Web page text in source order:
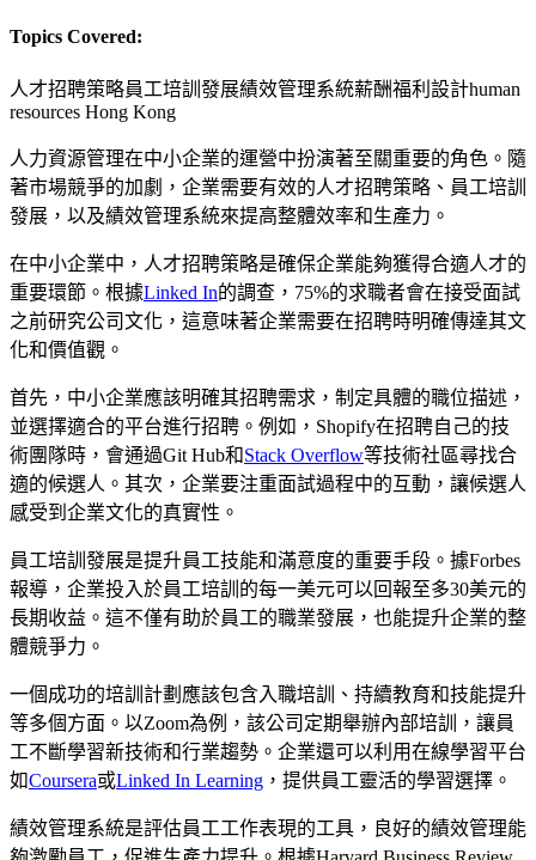
Topics Covered:
人才招聘策略員工培訓發展績效管理系統薪酬福利設計human
resources Hong Kong
人力資源管理在中小企業的運營中扮演著至關重要的角色。隨
著市場競爭的加劇，企業需要有效的人才招聘策略、員工培訓
發展，以及績效管理系統來提高整體效率和生產力。
在中小企業中，人才招聘策略是確保企業能夠獲得合適人才的
重要環節。根據Linked In的調查，75%的求職者會在接受面試
之前研究公司文化，這意味著企業需要在招聘時明確傳達其文
化和價值觀。
首先，中小企業應該明確其招聘需求，制定具體的職位描述，
並選擇適合的平台進行招聘。例如，Shopify在招聘自己的技
術團隊時，會通過Git Hub和Stack Overflow等技術社區尋找合
適的候選人。其次，企業要注重面試過程中的互動，讓候選人
感受到企業文化的真實性。
員工培訓發展是提升員工技能和滿意度的重要手段。據Forbes
報導，企業投入於員工培訓的每一美元可以回報至多30美元的
長期收益。這不僅有助於員工的職業發展，也能提升企業的整
體競爭力。
一個成功的培訓計劃應該包含入職培訓、持續教育和技能提升
等多個方面。以Zoom為例，該公司定期舉辦內部培訓，讓員
工不斷學習新技術和行業趨勢。企業還可以利用在線學習平台
如Coursera或Linked In Learning ，提供員工靈活的學習選擇。
績效管理系統是評估員工工作表現的工具，良好的績效管理能